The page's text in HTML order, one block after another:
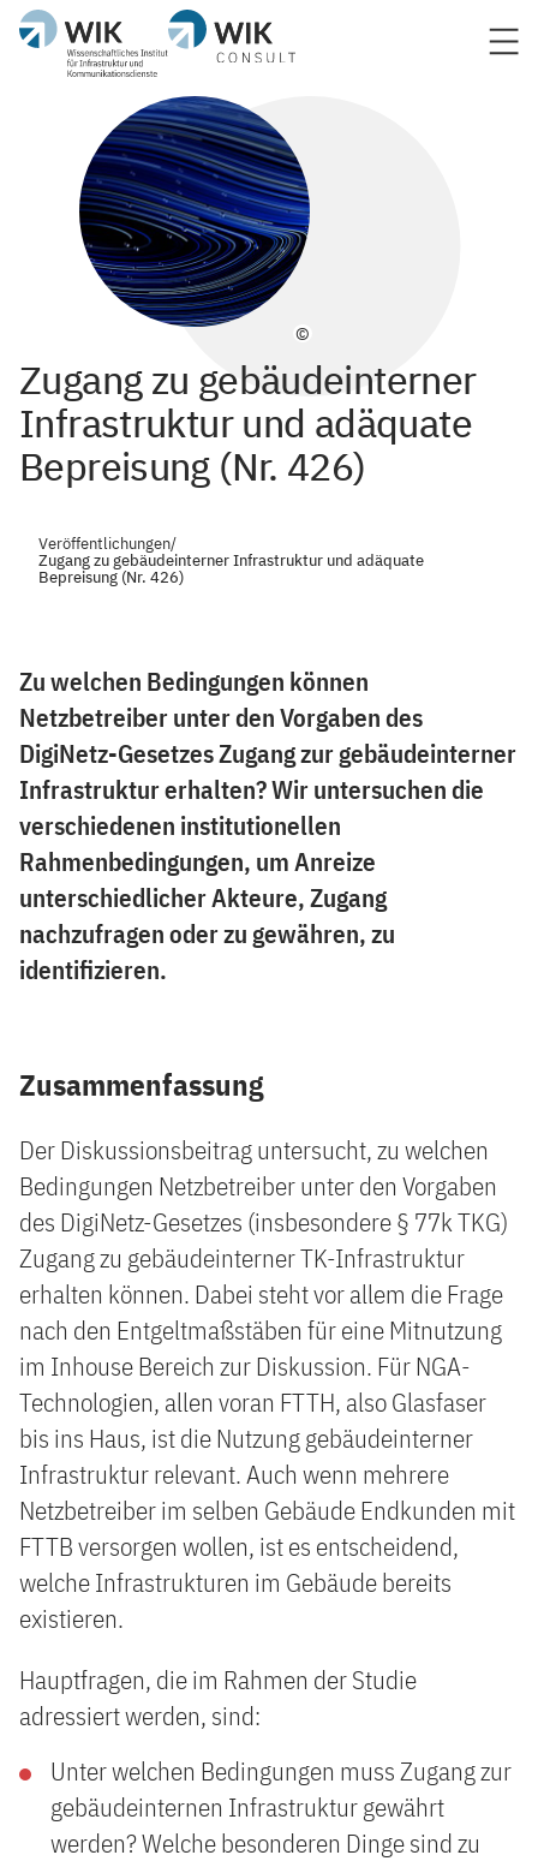
©
Zugang zu gebäudeinterner
Infrastruktur und adäquate
Bepreisung (Nr. 426)
Veröffentlichungen/
Zugang zu gebäudeinterner Infrastruktur und adäquate
Bepreisung (Nr. 426)
Zu welchen Bedingungen können
Netzbetreiber unter den Vorgaben des
DigiNetz-Gesetzes Zugang zur gebäudeinterner
Infrastruktur erhalten? Wir untersuchen die
verschiedenen institutionellen
Rahmenbedingungen, um Anreize
unterschiedlicher Akteure, Zugang
nachzufragen oder zu gewähren, zu
identifizieren.
Zusammenfassung
Der Diskussionsbeitrag untersucht, zu welchen
Bedingungen Netzbetreiber unter den Vorgaben
des DigiNetz-Gesetzes (insbesondere § 77k TKG)
Zugang zu gebäudeinterner TK-Infrastruktur
erhalten können. Dabei steht vor allem die Frage
nach den Entgeltmaßstäben für eine Mitnutzung
im Inhouse Bereich zur Diskussion. Für NGA-
Technologien, allen voran FTTH, also Glasfaser
bis ins Haus, ist die Nutzung gebäudeinterner
Infrastruktur relevant. Auch wenn mehrere
Netzbetreiber im selben Gebäude Endkunden mit
FTTB versorgen wollen, ist es entscheidend,
welche Infrastrukturen im Gebäude bereits
existieren.
Hauptfragen, die im Rahmen der Studie
adressiert werden, sind:
Unter welchen Bedingungen muss Zugang zur
gebäudeinternen Infrastruktur gewährt
werden? Welche besonderen Dinge sind zu